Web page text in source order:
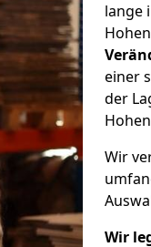
lange
einer
der
Wir
Wir